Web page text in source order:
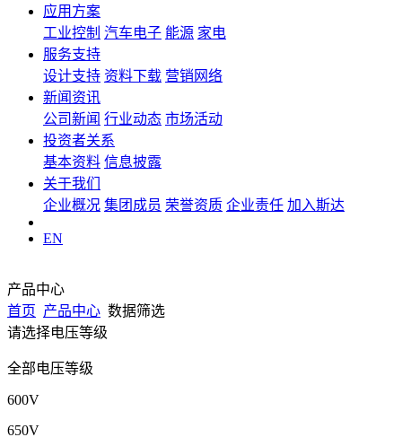
应用方案
工业控制 汽车电子 能源 家电
服务支持
设计支持 资料下载 营销网络
新闻资讯
公司新闻 行业动态 市场活动
投资者关系
基本资料 信息披露
关于我们
企业概况 集团成员 荣誉资质 企业责任 加入斯达
EN
产品中心
首页 产品中心 数据筛选
请选择电压等级
全部电压等级
600V
650V